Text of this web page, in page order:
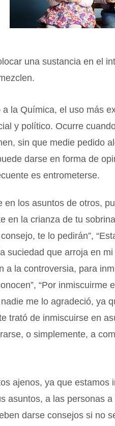
una sustancia en el
la Química, el uso más
y político. Ocurre
sin que medie pedido
darse en forma de
es entrometerse.
en los asuntos de otros,
en la crianza de tu
te lo pedirán”,
suciedad que arroja en mi
a la controversia, para
“Por inmiscuirme
me lo agradeció, ya
trató de inmiscuirse en
o simplemente, a
ajenos, ya que estamos
asuntos, a las personas
darse consejos si no